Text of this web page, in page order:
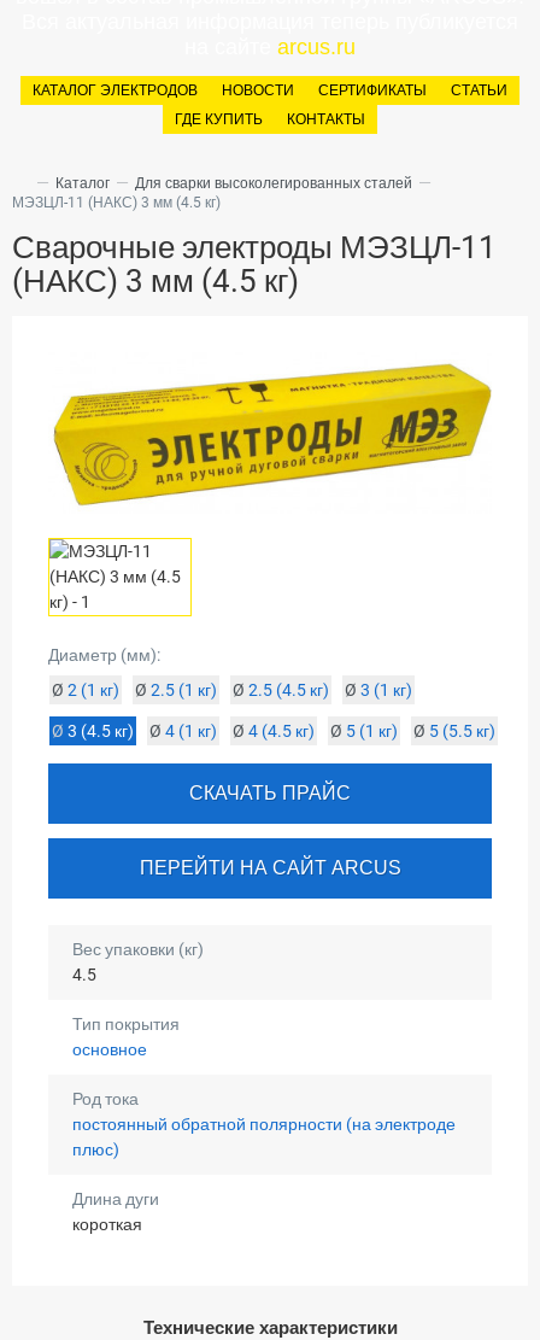
arcus.ru
КАТАЛОГ ЭЛЕКТРОДОВ НОВОСТИ СЕРТИФИКАТЫ
СТАТЬИ
ГДЕ КУПИТЬ
КОНТАКТЫ
— Каталог — Для сварки высоколегированных сталей —
МЭЗЦЛ-11 (НАКС) 3 мм (4.5 кг)
Сварочные электроды МЭЗЦЛ-11
(НАКС) 3 мм (4.5 кг)
Диаметр (мм):
Ø 2 (1 кг) Ø 2.5 (1 кг) Ø 2.5 (4.5 кг) Ø 3 (1 кг)
Ø 3 (4.5 кг) Ø 4 (1 кг) Ø 4 (4.5 кг) Ø 5 (1 кг) Ø 5 (5.5 кг)
СКАЧАТЬ ПРАЙС
ПЕРЕЙТИ НА САЙТ ARCUS
Вес упаковки (кг)
4.5
Тип покрытия
основное
Род тока
постоянный обратной полярности (на электроде
плюс)
Длина дуги
короткая
Технические характеристики